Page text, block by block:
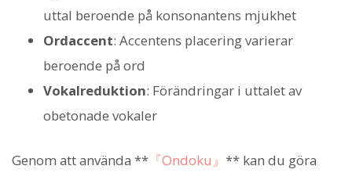
uttal beroende på konsonantens mjukhet
Ordaccent: Accentens placering varierar
beroende på ord
Vokalreduktion: Förändringar i uttalet av
obetonade vokaler
Genom att använda ** 『Ondoku』 ** kan du göra